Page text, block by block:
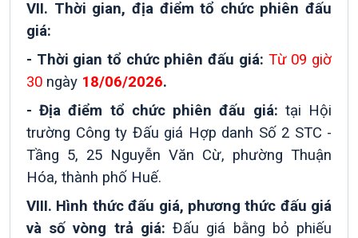
VII. Thời gian, địa điểm tổ chức phiên đấu
giá:
- Thời gian tổ chức phiên đấu giá: Từ 09 giờ
30 ngày 18/06/2026.
- Địa điểm tổ chức phiên đấu giá: tại Hội
trường Công ty Đấu giá Hợp danh Số 2 STC -
Tầng 5, 25 Nguyễn Văn Cừ, phường Thuận
Hóa, thành phố Huế.
VIII. Hình thức đấu giá, phương thức đấu giá
và số vòng trả giá:Đấu giá bằng bỏ phiếu